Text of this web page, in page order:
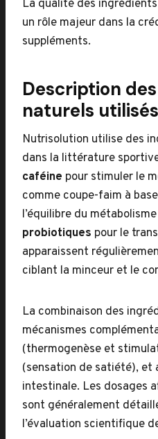
La qualité des
un rôle majeur dans la
suppléments.
Description
naturels utilisés
Nutrisolution utilise des
dans la littérature
caféine pour stimuler le
comme coupe-faim à
l’équilibre du
probiotiques pour le
apparaissent
ciblant la minceur et le
La combinaison des
mécanismes
(thermogenèse et
(sensation de satiété), et
intestinale. Les dosages
sont généralement
l’évaluation scientifique